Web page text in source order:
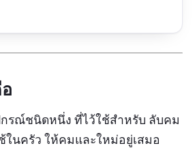
าะระหว่างที่ไม่ใช้งาน พกพา
ำไปใช้นอกบ้านได้
รณ์ชนิดหนึ่ง ที่ไว้ใช้สำหรับ ลับคม
ในครัว ให้คมและใหม่อยู่เสมอ